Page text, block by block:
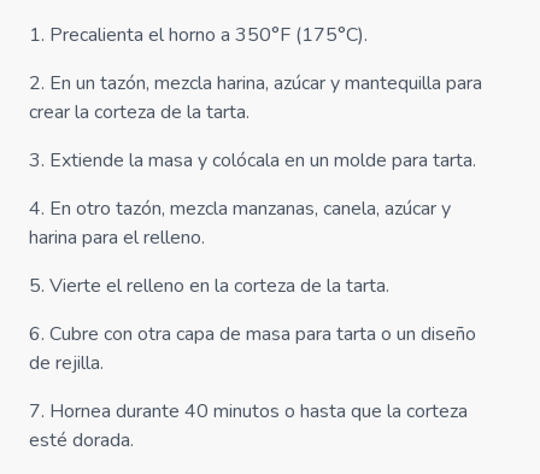
1. Precalienta el horno a 350°F (175°C).
2. En un tazón, mezcla harina, azúcar y mantequilla para
crear la corteza de la tarta.
3. Extiende la masa y colócala en un molde para tarta.
4. En otro tazón, mezcla manzanas, canela, azúcar y
harina para el relleno.
5. Vierte el relleno en la corteza de la tarta.
6. Cubre con otra capa de masa para tarta o un diseño
de rejilla.
7. Hornea durante 40 minutos o hasta que la corteza
esté dorada.